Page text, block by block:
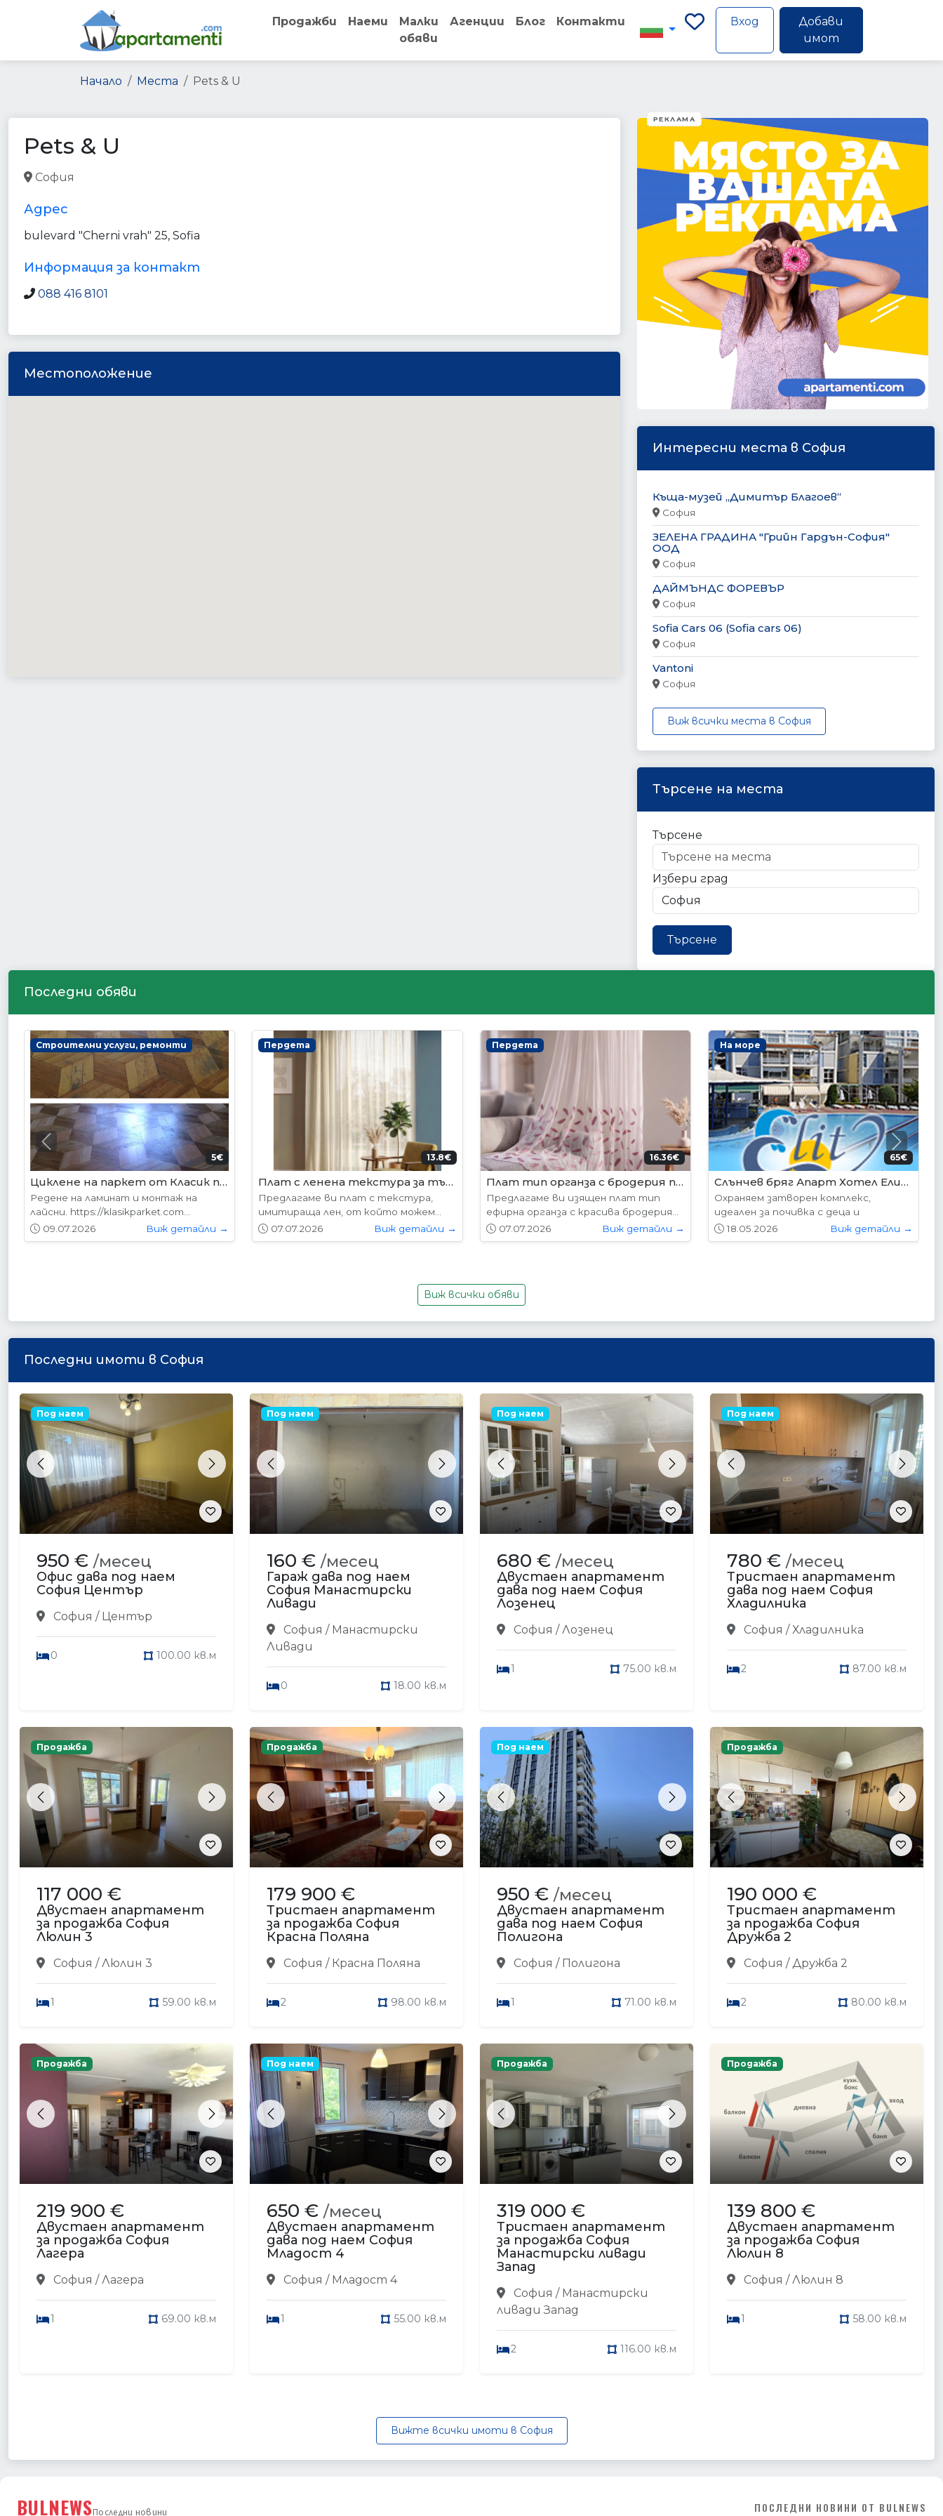
Продажби Наеми
Малки
обяви
Агенции Блог Контакти Вход
Добави
имот
Начало Места Pets & U
Pets & U
София
Адрес
bulevard "Cherni vrah" 25, Sofia
Информация за контакт
088 416 8101
Местоположение
РЕКЛАМА
Интересни места в София
Къща-музей „Димитър Благоев“
София
ЗЕЛЕНА ГРАДИНА "Грийн Гардън-София"
ООД
София
ДАЙМЪНДС ФОРЕВЪР
София
Sofia Cars 06 (Sofia cars 06)
София
Vantoni
София
Виж всички места в София
Търсене на места
Търсене
Избери град
Търсене
Последни обяви
Интериорни врати
178.95€ (350лв.)
VP-01 Алабама
Вратите се предлагат в следните
размери: 87х204см. 77х204см...
01.05.2026
Виж детайли →
Интериорни врати
204.52€ (400лв.)
VP-01S Алабама
Вратите се предлагат в следните
размери: 87х204см. 77х204см...
01.05.2026
Виж детайли →
Интериорни врати
178.95€ (350лв.)
VP-01 Hepo
Вратите се предлагат в следните
размери: 87х204см. 77х204см...
01.05.2026
Виж детайли →
Интериорни врати
204.52€ (400лв.)
VP-01S Hepo
Вратите се предлагат в следните
размери: 87х204см. 77х204см...
01.05.2026
Виж детайли →
Previous Next
Виж всички обяви
Последни имоти в София
Previous Next
Под наем
950 € /месец
Офис дава под наем
София Център
София / Център
0 100.00 кв.м
Previous Next
Под наем
160 € /месец
Гараж дава под наем
София Манастирски
Ливади
София / Манастирски
Ливади
0 18.00 кв.м
Previous Next
Под наем
680 € /месец
Двустаен апартамент
дава под наем София
Лозенец
София / Лозенец
1 75.00 кв.м
Previous Next
Под наем
780 € /месец
Тристаен апартамент
дава под наем София
Хладилника
София / Хладилника
2 87.00 кв.м
Previous Next
Продажба
117 000 €
Двустаен апартамент
за продажба София
Люлин 3
София / Люлин 3
1 59.00 кв.м
Previous Next
Продажба
179 900 €
Тристаен апартамент
за продажба София
Красна Поляна
София / Красна Поляна
2 98.00 кв.м
Previous Next
Под наем
950 € /месец
Двустаен апартамент
дава под наем София
Полигона
София / Полигона
1 71.00 кв.м
Previous Next
Продажба
190 000 €
Тристаен апартамент
за продажба София
Дружба 2
София / Дружба 2
2 80.00 кв.м
Previous Next
Продажба
219 900 €
Двустаен апартамент
за продажба София
Лагера
София / Лагера
1 69.00 кв.м
Previous Next
Под наем
650 € /месец
Двустаен апартамент
дава под наем София
Младост 4
София / Младост 4
1 55.00 кв.м
Previous Next
Продажба
319 000 €
Тристаен апартамент
за продажба София
Манастирски ливади
Запад
София / Манастирски
ливади Запад
2 116.00 кв.м
Продажба
139 800 €
Двустаен апартамент
за продажба София
Люлин 8
София / Люлин 8
1 58.00 кв.м
Вижте всички имоти в София
BULNEWSПоследни новини ПОСЛЕДНИ НОВИНИ ОТ BULNEWS